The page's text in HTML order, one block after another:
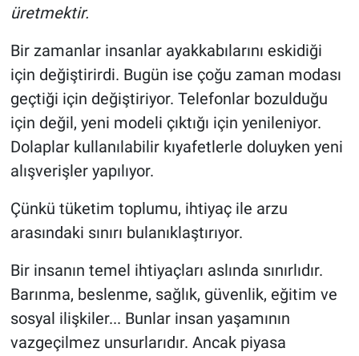
üretmektir.
Bir zamanlar insanlar ayakkabılarını eskidiği
için değiştirirdi. Bugün ise çoğu zaman modası
geçtiği için değiştiriyor. Telefonlar bozulduğu
için değil, yeni modeli çıktığı için yenileniyor.
Dolaplar kullanılabilir kıyafetlerle doluyken yeni
alışverişler yapılıyor.
Çünkü tüketim toplumu, ihtiyaç ile arzu
arasındaki sınırı bulanıklaştırıyor.
Bir insanın temel ihtiyaçları aslında sınırlıdır.
Barınma, beslenme, sağlık, güvenlik, eğitim ve
sosyal ilişkiler... Bunlar insan yaşamının
vazgeçilmez unsurlarıdır. Ancak piyasa